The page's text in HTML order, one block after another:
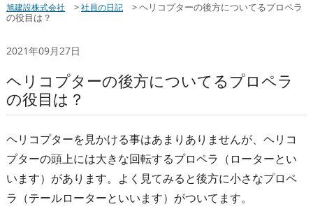
旭建設株式会社 > 社員の日記 >ヘリコプターの後方についてるプロペラ
の役目は？
2021年09月27日
ヘリコプターの後方についてるプロペラ
の役目は？
ヘリコプターを見かける事はあまりありませんが、ヘリコ
プターの頭上には大きな回転するプロペラ（ローターとい
います）があります。よく見てみると後方に小さなプロペ
ラ（テールローターといいます）がついてます。